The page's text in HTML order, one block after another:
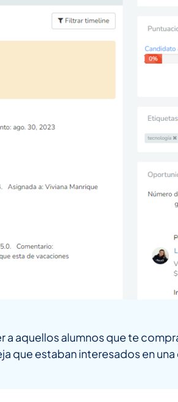
aquellos alumnos que te
que estaban interesados en